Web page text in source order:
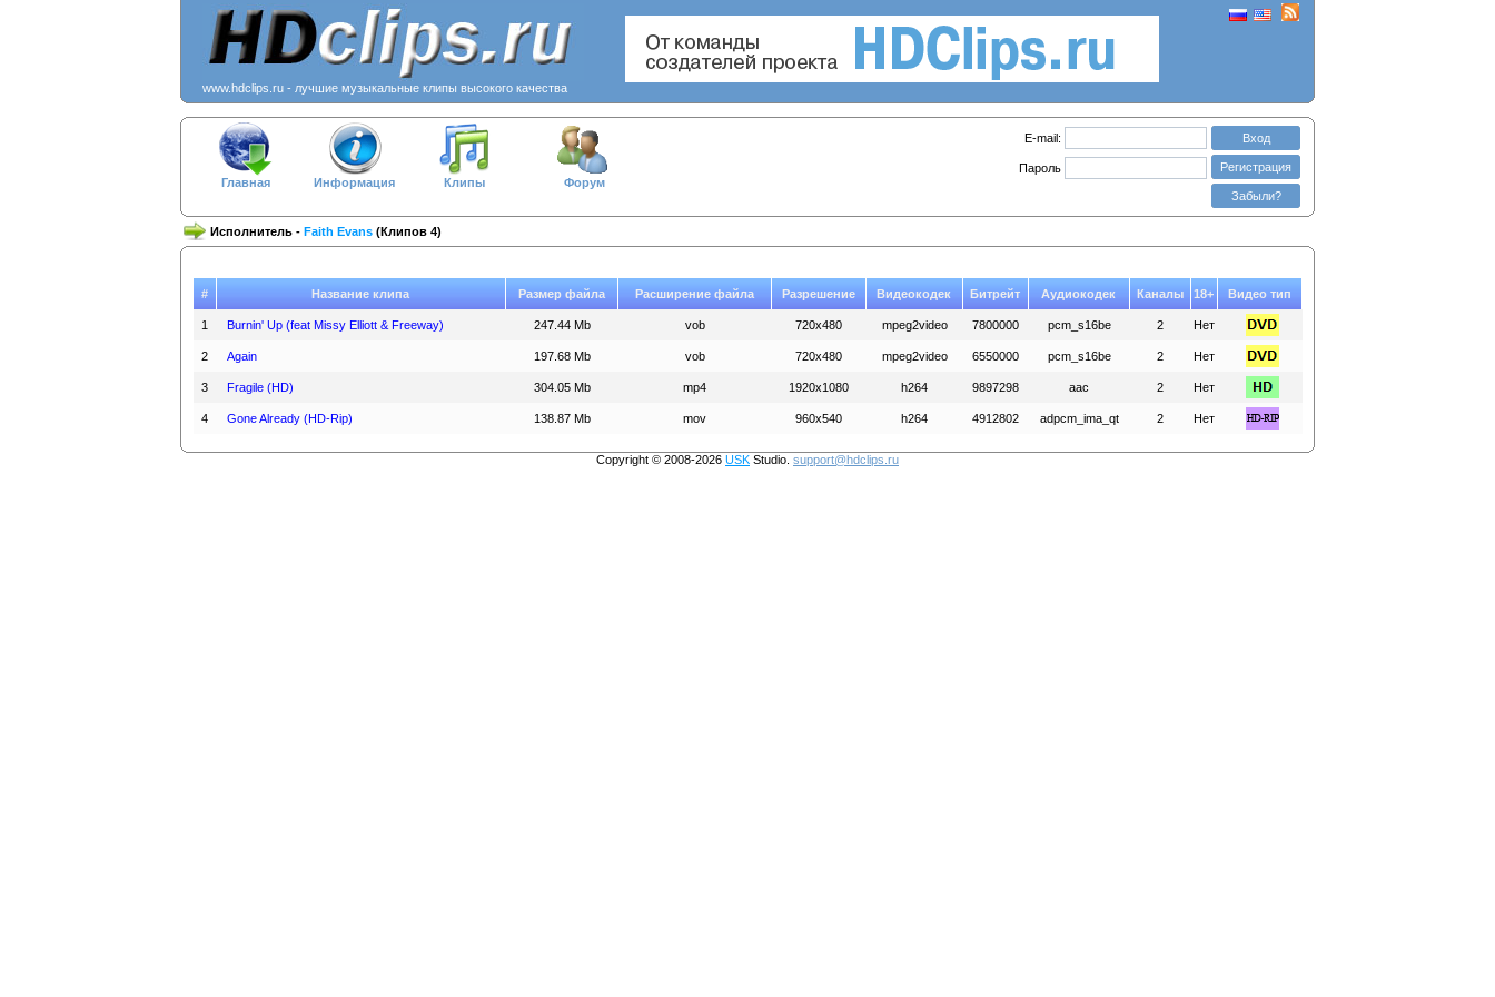
www.hdclips.ru - лучшие музыкальные клипы высокого качества
Главная Информация Клипы Форум
E-mail: Вход
Пароль Регистрация
Забыли?
Исполнитель - Faith Evans (Клипов 4)
# Название клипа Размер файла Расширение файла Разрешение Видеокодек Битрейт Аудиокодек Каналы 18+ Видео тип
1 Burnin' Up (feat Missy Elliott & Freeway) 247.44 Mb vob 720x480 mpeg2video 7800000 pcm_s16be 2 Нет
2 Again 197.68 Mb vob 720x480 mpeg2video 6550000 pcm_s16be 2 Нет
3 Fragile (HD) 304.05 Mb mp4 1920x1080 h264 9897298 aac 2 Нет
4 Gone Already (HD-Rip) 138.87 Mb mov 960x540 h264 4912802 adpcm_ima_qt 2 Нет
Copyright © 2008-2026 USK Studio. support@hdclips.ru